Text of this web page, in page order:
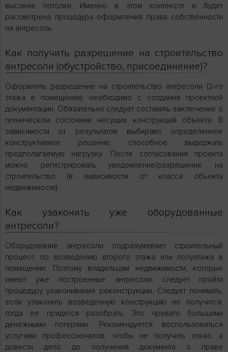
высокие потолки. Именно в этом контексте и будет
рассмотрена процедура оформления права собственности
на антресоль.
Как получить разрешение на строительство
антресоли (обустройство, присоединение)?
Оформлять разрешение на строительство антресоли (2-го
этажа в помещении) необходимо с создания проектной
документации. Обязательно следует составить заключение о
техническом состоянии несущих конструкций объекта. В
зависимости от результатов выбирают определенное
конструктивное решение, способное выдержать
предполагаемую нагрузку. После согласования проекта
можно регистрировать уведомление/разрешение на
строительство (в зависимости от класса объекта
недвижимости).
Как узаконить уже оборудованные
антресоли?
Оборудование антресоли подразумевает строительный
процесс по возведению второго этажа или полуэтажа в
помещении. Поэтому владельцам недвижимости, которые
имеют уже построенные антресоли, следует пройти
процедуру узаконивания реконструкции. Следует понимать,
если узаконить возведенную конструкцию не получится,
тогда ее придется разобрать. Это чревато большими
денежными потерями. Рекомендуется воспользоваться
услугами профессионалов, чтобы не получить отказ, а
довести дело до получения документа о праве